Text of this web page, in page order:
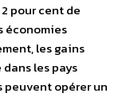
2 pour cent de
économies
les gains
les pays
peuvent opérer un